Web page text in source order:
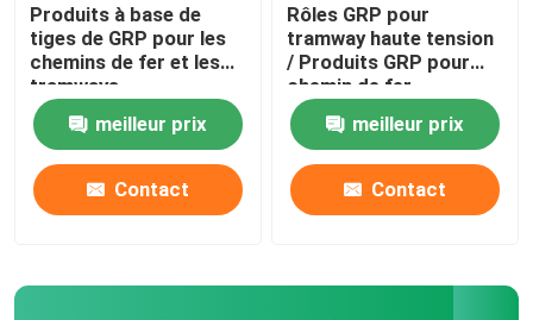
Tubes en fibre de verre époxy
Outils de ligne en direct
Produits à base de GRP en caténaire
Produits à base de
tiges de GRP pour les
chemins de fer et les
tramways
meilleur prix
Contact
Rôles GRP pour
tramway haute tension
/ Produits GRP pour
chemin de fer
meilleur prix
Contact